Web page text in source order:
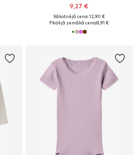
9,27 €
Sākotnējā cena: 12,90 €
Pēdējā zemākā cena:8,91 €